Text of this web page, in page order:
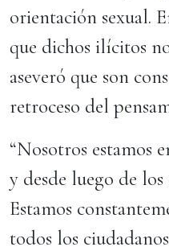
orientación sexual.
que dichos ilícitos
aseveró que son
retroceso del
“Nosotros estamos
y desde luego de
Estamos
todos los